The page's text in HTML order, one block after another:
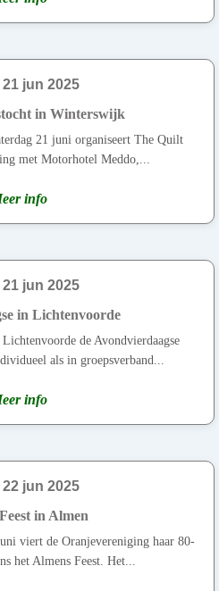
21 jun 2025
in Winterswijk
21 juni organiseert The Quilt
met Motorhotel Meddo,...
info
21 jun 2025
in Lichtenvoorde
de Avondvierdaagse
als in groepsverband...
info
jun 2025
in Almen
viert de Oranjevereniging haar 80-
het Almens Feest. Het...